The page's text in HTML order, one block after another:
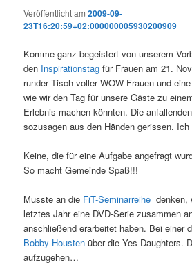
Veröffentlicht am2009-09-
23T16:20:59+02:000000005930200909
Komme ganz begeistert von unserem
den Inspirationstag für Frauen am 21.
runder Tisch voller WOW-Frauen und
wie wir den Tag für unsere Gäste zu
Erlebnis machen könnten. Die
sozusagen aus den Händen gerissen.
Keine, die für eine Aufgabe angefragt
So macht Gemeinde Spaß!!!
Musste an die FiT-Seminarreihe denken,
letztes Jahr eine DVD-Serie zusammen
anschließend erarbeitet haben. Bei einer
Bobby Housten über die Yes-Daughters.
aufzugehen…